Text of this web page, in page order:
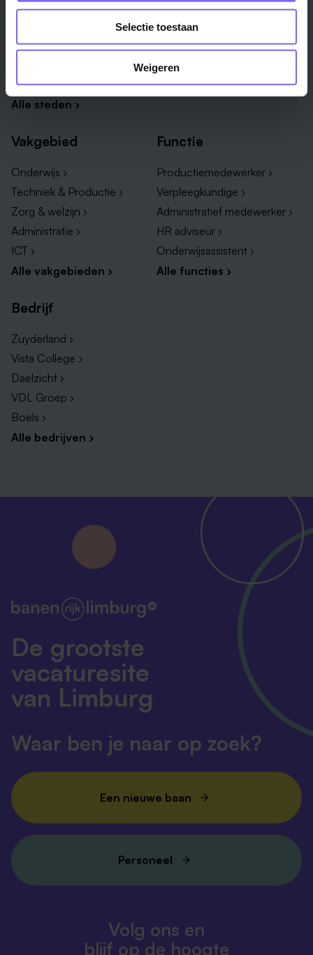
Selectie toestaan
Weigeren
Maastricht ›
Heerlen ›
Weert ›
Alle steden ›
Zuid-Limburg ›
Midden-Limburg ›
Noord-Limburg ›
Alle regio's ›
Vakgebied
Onderwijs ›
Techniek & Productie ›
Zorg & welzijn ›
Administratie ›
ICT ›
Alle vakgebieden ›
Functie
Productiemedewerker ›
Verpleegkundige ›
Administratief medewerker ›
HR adviseur ›
Onderwijsassistent ›
Alle functies ›
Bedrijf
Zuyderland ›
Vista College ›
Daelzicht ›
VDL Groep ›
Boels ›
Alle bedrijven ›
De grootste
vacaturesite
van Limburg
Waar ben je naar op zoek?
Een nieuwe baan
Personeel
Volg ons en
blijf op de hoogte